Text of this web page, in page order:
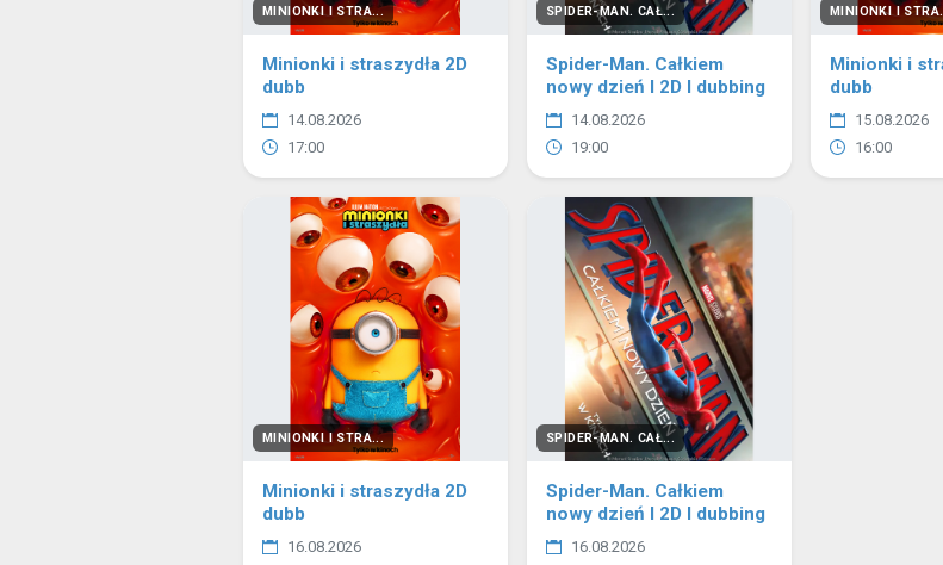
MINIONKI I STRA...
Minionki i straszydła 2D
dubb
14.08.2026
17:00
SPIDER-MAN. CAŁ...
Spider-Man. Całkiem
nowy dzień I 2D I dubbing
14.08.2026
19:00
MINIONKI I
Minionki i
dubb
15.08.2026
16:00
MINIONKI I STRA...
Minionki i straszydła 2D
dubb
16.08.2026
SPIDER-MAN. CAŁ...
Spider-Man. Całkiem
nowy dzień I 2D I dubbing
16.08.2026